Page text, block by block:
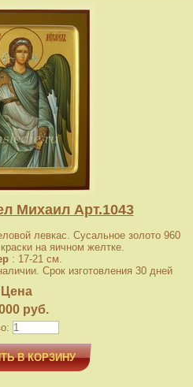
Михаил Арт.1043
левкас. Сусальное золото 960
на яичном желтке.
: 17-21 см.
Срок изготовления 30 дней
Цена
руб.
В КОРЗИНУ